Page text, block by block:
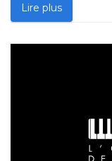
Lire plus